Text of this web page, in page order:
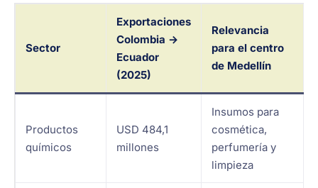
Sector
Exportaciones
Colombia →
Ecuador
(2025)
Relevancia
para el centro
de Medellín
Productos
químicos
USD 484,1
millones
Insumos para
cosmética,
perfumería y
limpieza